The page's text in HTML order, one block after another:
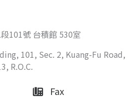
101號 台積館 530室
101, Sec. 2, Kuang-Fu Road,
R.O.C.
Fax